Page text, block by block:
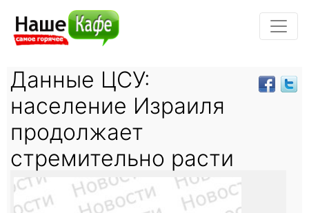
Данные ЦСУ:
население Израиля
продолжает
стремительно расти